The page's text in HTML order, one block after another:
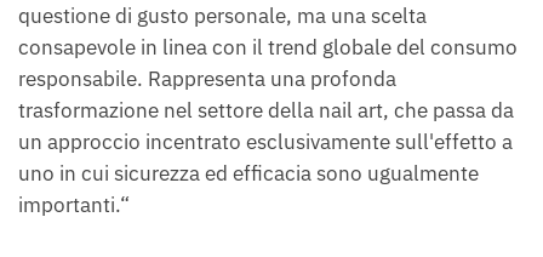
questione di gusto personale, ma una scelta
consapevole in linea con il trend globale del consumo
responsabile. Rappresenta una profonda
trasformazione nel settore della nail art, che passa da
un approccio incentrato esclusivamente sull'effetto a
uno in cui sicurezza ed efficacia sono ugualmente
importanti.“